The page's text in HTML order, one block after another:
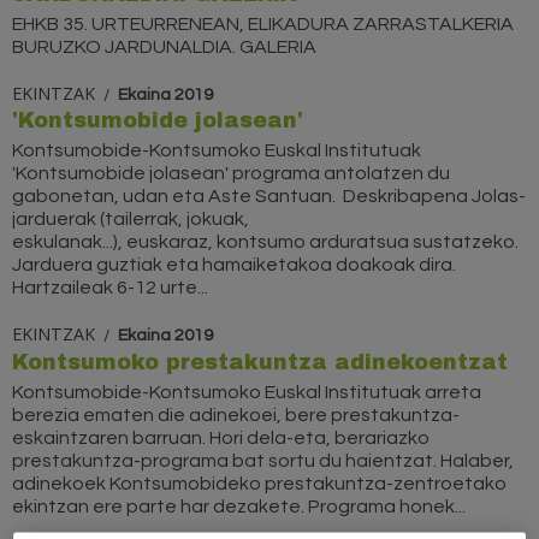
EHKB 35. URTEURRENEAN, ELIKADURA ZARRASTALKERIA
BURUZKO JARDUNALDIA. GALERIA
EKINTZAK Ekaina 2019
'Kontsumobide jolasean'
Kontsumobide-Kontsumoko Euskal Institutuak
'Kontsumobide jolasean' programa antolatzen du
gabonetan, udan eta Aste Santuan. Deskribapena Jolas-
jarduerak (tailerrak, jokuak,
eskulanak...), euskaraz, kontsumo arduratsua sustatzeko.
Jarduera guztiak eta hamaiketakoa doakoak dira.
Hartzaileak 6-12 urte...
EKINTZAK Ekaina 2019
Kontsumoko prestakuntza adinekoentzat
Kontsumobide-Kontsumoko Euskal Institutuak arreta
berezia ematen die adinekoei, bere prestakuntza-
eskaintzaren barruan. Hori dela-eta, berariazko
prestakuntza-programa bat sortu du haientzat. Halaber,
adinekoek Kontsumobideko prestakuntza-zentroetako
ekintzan ere parte har dezakete. Programa honek...